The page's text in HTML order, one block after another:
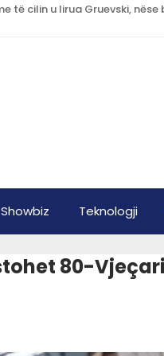
Showbiz Teknologji
80-